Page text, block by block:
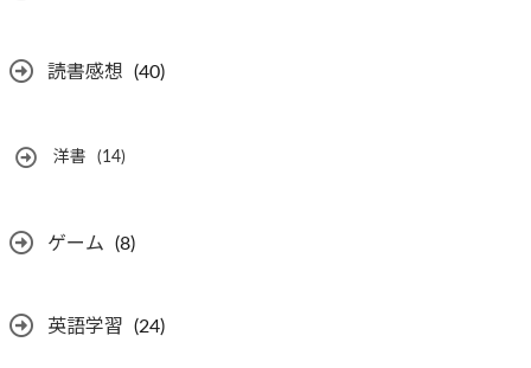
読書感想 (40)
洋書 (14)
ゲーム (8)
英語学習 (24)